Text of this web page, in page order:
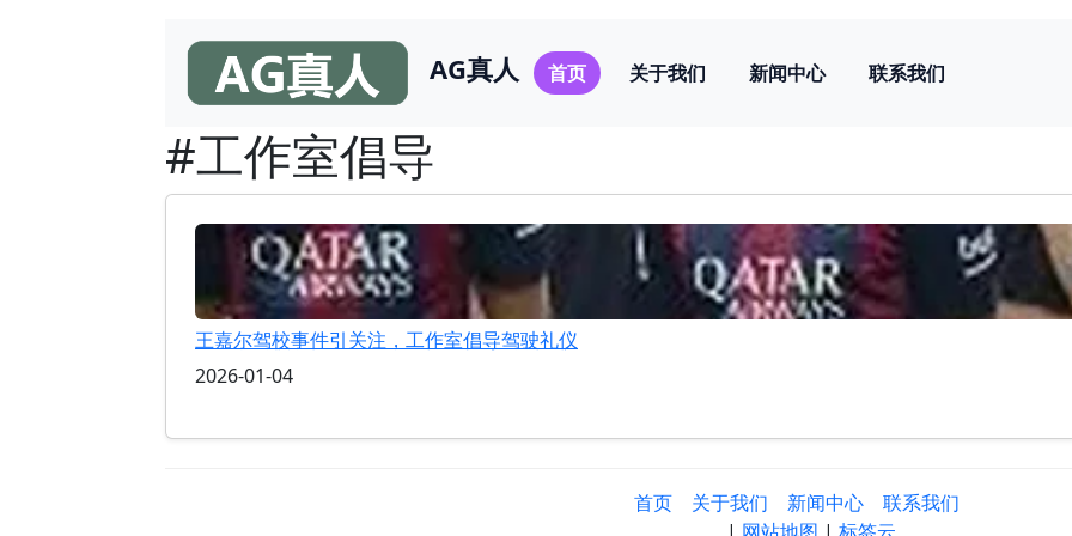
AG真人 首页 关于我们 新闻中心 联系我们
#工作室倡导
王嘉尔驾校事件引关注，工作室倡导驾驶礼仪
2026-01-04
首页 关于我们 新闻中心
联系我们